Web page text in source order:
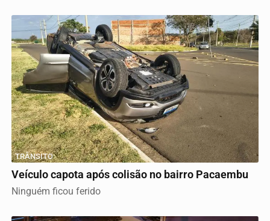
TRÂNSITO
Veículo capota após colisão no bairro Pacaembu
Ninguém ficou ferido